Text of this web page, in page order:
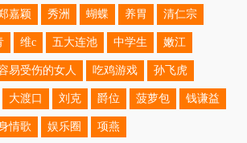
嘉颖 秀洲 蝴蝶 养胃 清仁宗
维c 五大连池 中学生 嫩江
易受伤的女人 吃鸡游戏 孙飞虎
大渡口 刘克 爵位 菠萝包 钱谦益
情歌 娱乐圈 项燕